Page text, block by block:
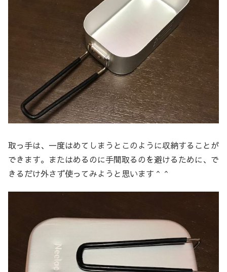
取っ手は、一度はめてしまうとこのように収納することが
できます。またはめるのに手間取るのを避けるために、で
きるだけ外さず使ってみようと思います＾＾